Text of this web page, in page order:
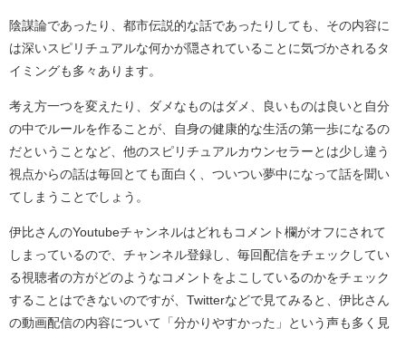
陰謀論であったり、都市伝説的な話であったりしても、その内容に
は深いスピリチュアルな何かが隠されていることに気づかされるタ
イミングも多々あります。
考え方一つを変えたり、ダメなものはダメ、良いものは良いと自分
の中でルールを作ることが、自身の健康的な生活の第一歩になるの
だということなど、他のスピリチュアルカウンセラーとは少し違う
視点からの話は毎回とても面白く、ついつい夢中になって話を聞い
てしまうことでしょう。
伊比さんのYoutubeチャンネルはどれもコメント欄がオフにされて
しまっているので、チャンネル登録し、毎回配信をチェックしてい
る視聴者の方がどのようなコメントをよこしているのかをチェック
することはできないのですが、Twitterなどで見てみると、伊比さん
の動画配信の内容について「分かりやすかった」という声も多く見